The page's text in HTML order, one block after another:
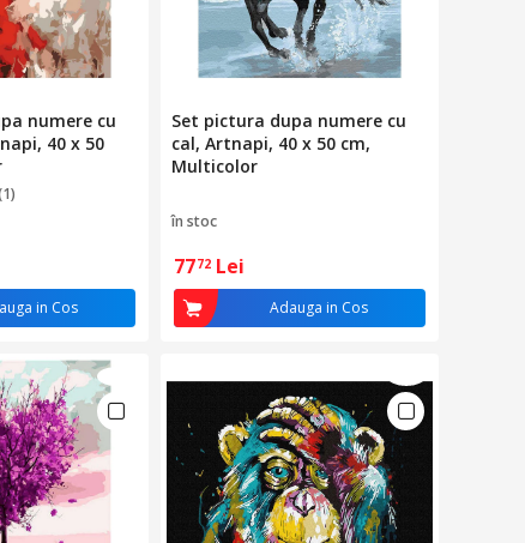
numere cu
40 x 50
in Cos
Set pictura dupa numere cu
cal, Artnapi, 40 x 50 cm,
Multicolor
în stoc
7772 Lei
Adauga in Cos